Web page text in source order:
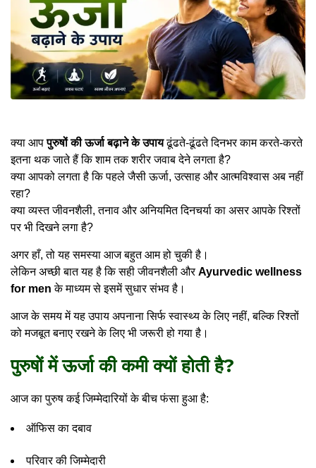
क्या आपपुरुषों की ऊर्जा बढ़ाने के उपाय ढूंढते-ढूंढते दिनभर काम करते-करते
इतना थक जाते हैं कि शाम तक शरीर जवाब देने लगता है?
क्या आपको लगता है कि पहले जैसी ऊर्जा, उत्साह और आत्मविश्वास अब नहीं
रहा?
क्या व्यस्त जीवनशैली, तनाव और अनियमित दिनचर्या का असर आपके रिश्तों
पर भी दिखने लगा है?
अगर हाँ, तो यह समस्या आज बहुत आम हो चुकी है।
लेकिन अच्छी बात यह है कि सही जीवनशैली औरAyurvedic wellness
for men के माध्यम से इसमें सुधार संभव है।
आज के समय में यह उपाय अपनाना सिर्फ स्वास्थ्य के लिए नहीं, बल्कि रिश्तों
को मजबूत बनाए रखने के लिए भी जरूरी हो गया है।
पुरुषों में ऊर्जा की कमी क्यों होती है?
आज का पुरुष कई जिम्मेदारियों के बीच फंसा हुआ है:
ऑफिस का दबाव
परिवार की जिम्मेदारी